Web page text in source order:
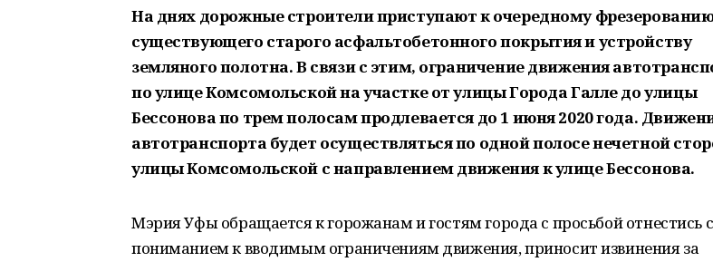
На днях дорожные строители приступают к очередному
существующего старого асфальтобетонного покрытия и устройству
земляного полотна. В связи с этим, ограничение движения
по улице Комсомольской на участке от улицы Города Галле до улицы
Бессонова по трем полосам продлевается до 1 июня 2020 года.
автотранспорта будет осуществляться по одной полосе нечетной
улицы Комсомольской с направлением движения к улице Бессонова.
Мэрия Уфы обращается к горожанам и гостям города с просьбой отнестись с
пониманием к вводимым ограничениям движения, приносит извинения за